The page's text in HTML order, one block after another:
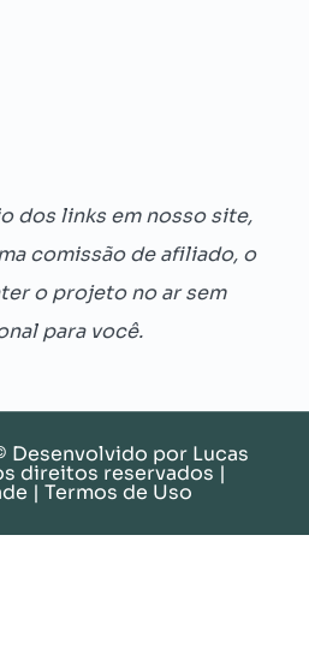
dos links em nosso site,
comissão de afiliado, o
o projeto no ar sem
para você.
Desenvolvido por Lucas
direitos reservados |
| Termos de Uso